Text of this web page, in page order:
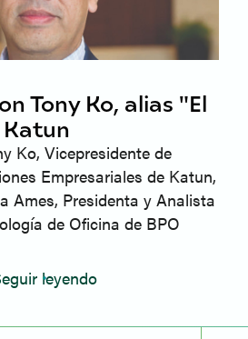
Tony Ko, alias "El
Ko, Vicepresidente de
Empresariales de Katun,
Ames, Presidenta y Analista
de Oficina de BPO
leyendo